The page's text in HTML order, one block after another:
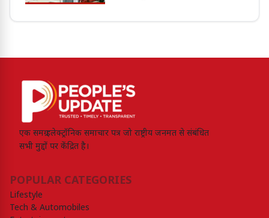
एक समग्र इलेक्ट्रॉनिक समाचार पत्र जो राष्ट्रीय जनमत से संबंधित
सभी मुद्दों पर केंद्रित है।
POPULAR CATEGORIES
Lifestyle
Tech & Automobiles